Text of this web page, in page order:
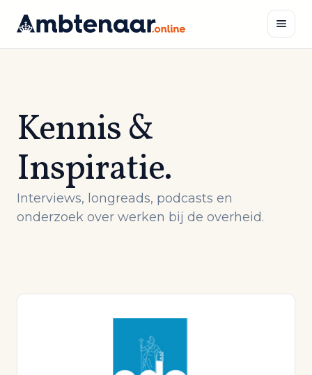
inhoud
Kennis &
Inspiratie.
Interviews, longreads, podcasts en
onderzoek over werken bij de overheid.